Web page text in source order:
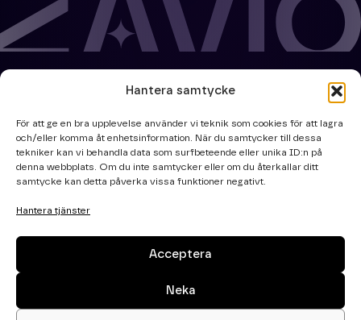
Hantera samtycke
För att ge en bra upplevelse använder vi teknik som cookies för att lagra
och/eller komma åt enhetsinformation. När du samtycker till dessa
tekniker kan vi behandla data som surfbeteende eller unika ID:n på
denna webbplats. Om du inte samtycker eller om du återkallar ditt
samtycke kan detta påverka vissa funktioner negativt.
Hantera tjänster
Acceptera
Neka